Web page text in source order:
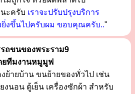
ะครับ เราจะปรับปรุงบริการ
ยิ่งขึ้นไปครับผม ขอบคุณครับ.."
ถขนของพระราม9
ยทีมงานหมูมูฟ
ายบ้าน ขนย้ายของทั่วไป เช่น
งนอน ตู้เย็น เครื่องซักผ้า สำหรับ